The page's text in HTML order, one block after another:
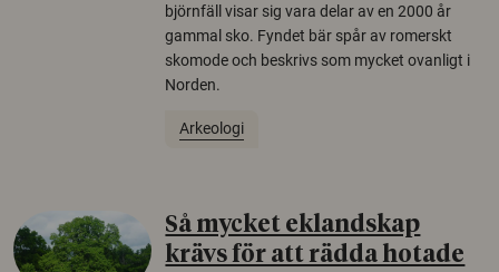
björnfäll visar sig vara delar av en 2000 år
gammal sko. Fyndet bär spår av romerskt
skomode och beskrivs som mycket ovanligt i
Norden.
Arkeologi
Så mycket eklandskap
krävs för att rädda hotade